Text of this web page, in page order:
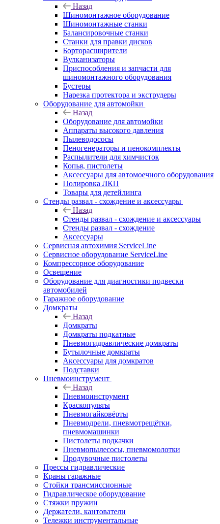
Назад
Шиномонтажное оборудование
Шиномонтажные станки
Балансировочные станки
Станки для правки дисков
Борторасширители
Вулканизаторы
Приспособления и запчасти для
шиномонтажного оборудования
Бустеры
Нарезка протектора и экструдеры
Оборудование для автомойки
Назад
Оборудование для автомойки
Аппараты высокого давления
Пылеводососы
Пеногенераторы и пенокомплекты
Распылители для химчисток
Копья, пистолеты
Аксессуары для автомоечного оборудования
Полировка ЛКП
Товары для детейлинга
Стенды развал - схождение и аксессуары
Назад
Стенды развал - схождение и аксессуары
Стенды развал - схождение
Аксессуары
Сервисная автохимия ServiceLine
Сервисное оборудование ServiceLine
Компрессорное оборудование
Освещение
Оборудование для диагностики подвески
автомобилей
Гаражное оборудование
Домкраты
Назад
Домкраты
Домкраты подкатные
Пневмогидравлические домкраты
Бутылочные домкраты
Аксессуары для домкратов
Подставки
Пневмоинструмент
Назад
Пневмоинструмент
Краскопульты
Пневмогайковёрты
Пневмодрели, пневмотрещётки,
пневмомашинки
Пистолеты подкачки
Пневмопылесосы, пневмомолотки
Продувочные пистолеты
Прессы гидравлические
Краны гаражные
Стойки трансмиссионные
Гидравлическое оборудование
Стяжки пружин
Держатели, кантователи
Тележки инструментальные